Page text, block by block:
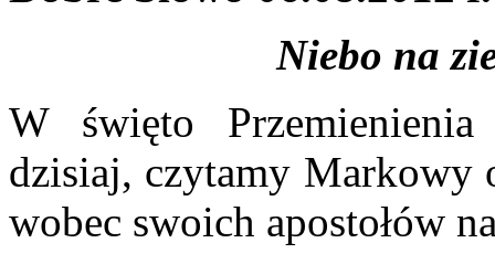
Niebo na
W święto
dzisiaj, czytamy Markowy
wobec swoich apostołów